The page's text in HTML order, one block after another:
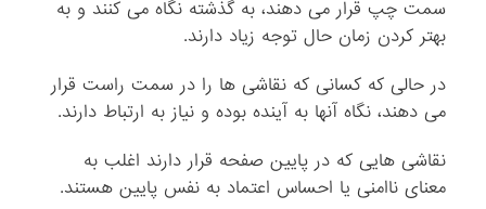
سمت چپ قرار می دهند، به گذشته نگاه می کنند و به
بهتر کردن زمان حال توجه زیاد دارند.
در حالی که کسانی که نقاشی ها را در سمت راست قرار
می دهند، نگاه آنها به آینده بوده و نیاز به ارتباط دارند.
نقاشی هایی که در پایین صفحه قرار دارند اغلب به
معنای ناامنی یا احساس اعتماد به نفس پایین هستند.